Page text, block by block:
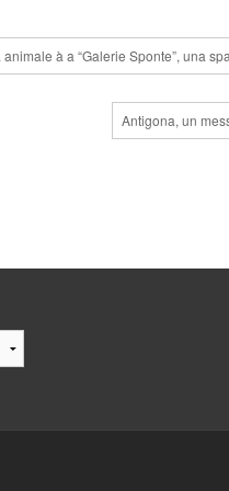
à a “Galerie Sponte”, una
Antigona, un